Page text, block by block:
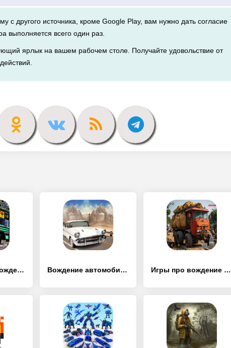
с другого источника, кроме Google Play, вам нужно дать согласие
выполняется всего один раз.
ярлык на вашем рабочем столе. Получайте удовольствие от
евро автобус вождение - [MOD Бесконечные деньги] Вождение автомобиля - [MOD Бесконечные деньги] Игры про вождение трактора - [MOD Много монет]